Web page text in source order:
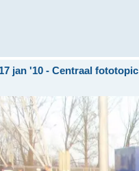
jan '10 - Centraal fototopic